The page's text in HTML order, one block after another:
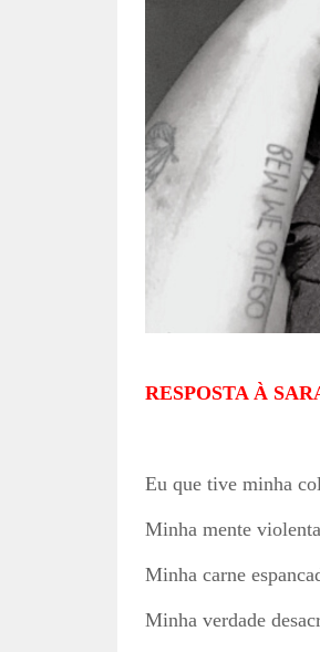
RESPOSTA À
Eu que tive minha
Minha mente
Minha carne
Minha verdade